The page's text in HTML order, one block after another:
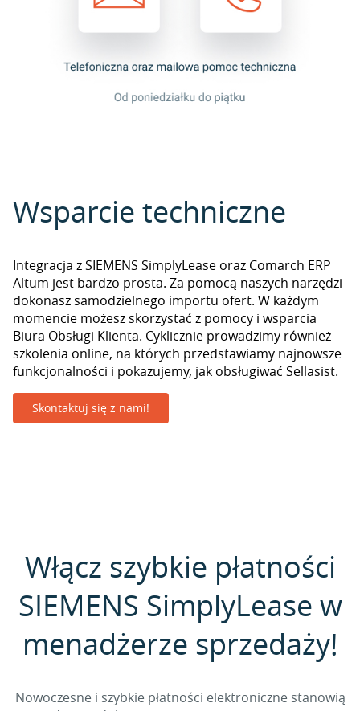
Wsparcie techniczne
Integracja z SIEMENS SimplyLease oraz Comarch ERP
Altum jest bardzo prosta. Za pomocą naszych narzędzi
dokonasz samodzielnego importu ofert. W każdym
momencie możesz skorzystać z pomocy i wsparcia
Biura Obsługi Klienta. Cyklicznie prowadzimy również
szkolenia online, na których przedstawiamy najnowsze
funkcjonalności i pokazujemy, jak obsługiwać Sellasist.
Skontaktuj się z nami!
Włącz szybkie płatności
SIEMENS SimplyLease w
menadżerze sprzedaży!
Nowoczesne i szybkie płatności elektroniczne stanowią